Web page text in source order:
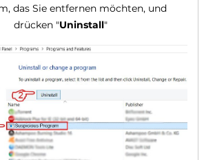
das Sie entfernen möchten, und
drücken "Uninstall"